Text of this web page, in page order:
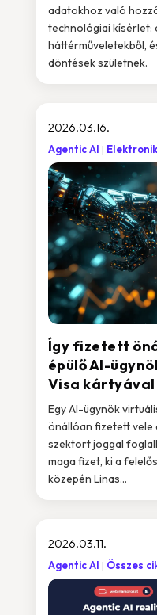
adatokhoz való
technológiai kísérlet:
háttérműveletekből,
döntések születnek.
Így fizetett
épülő AI-
Visa kártyával
2026.03.16.
Agentic AI
Egy AI-ügynök
önállóan fizetett vele
szektort joggal
maga fizet, ki a
közepén Linas…
2026.03.11.
Agentic AI Összes